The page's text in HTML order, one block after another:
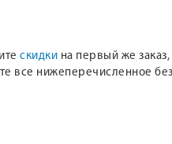
скидки на первый же
все нижеперечисленное